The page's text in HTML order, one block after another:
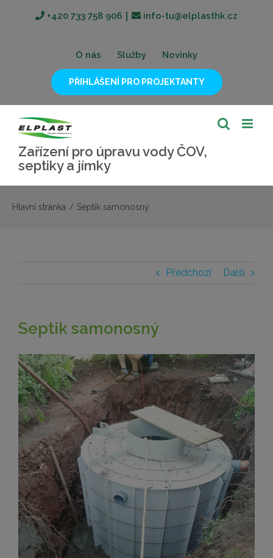
+420 733 758 906 info-tu@elplasthk.cz
O nás Služby Novinky
PŘIHLÁŠENÍ PRO PROJEKTANTY
Zařízení pro úpravu vody ČOV,
septiky a jímky
Hlavní stránka / Septik samonosný
Předchozí Další
Septik samonosný
Zobrazit
větší
obrázek